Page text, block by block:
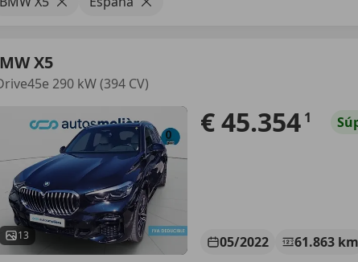
X5
290 kW (394 CV)
13
€ 45.354 1
05/2022 61.863 km